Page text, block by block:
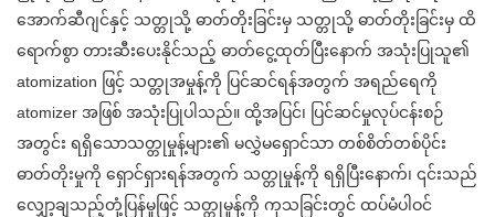
အောက်ဆီဂျင်နှင့် သတ္တုသို့ ဓာတ်တိုးခြင်းမှ သတ္တုသို့ ဓာတ်တိုးခြင်းမှ ထိ
ရောက်စွာ တားဆီးပေးနိုင်သည့် ဓာတ်ငွေ့ထုတ်ပြီးနောက် အသုံးပြုသူ၏
atomization ဖြင့် သတ္တုအမှုန့်ကို ပြင်ဆင်ရန်အတွက် အရည်ရေကို
atomizer အဖြစ် အသုံးပြုပါသည်။ ထို့အပြင်၊ ပြင်ဆင်မှုလုပ်ငန်းစဉ်
အတွင်း ရရှိသောသတ္တုမှုန့်များ၏ မလွှဲမရှောင်သာ တစ်စိတ်တစ်ပိုင်း
ဓာတ်တိုးမှုကို ရှောင်ရှားရန်အတွက် သတ္တုမှုန့်ကို ရရှိပြီးနောက်၊ ၎င်းသည်
လျှော့ချသည့်တုံ့ပြန်မှုဖြင့် သတ္တုမှုန့်ကို ကုသခြင်းတွင် ထပ်မံပါဝင်